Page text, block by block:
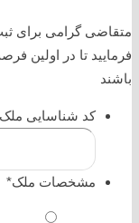
متقاضی گرامی برای
فرمایید تا در اولین
باشند
کد شناسایی
مشخصات ملک*